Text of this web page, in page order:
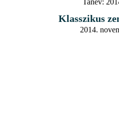
Klasszikus
2014.